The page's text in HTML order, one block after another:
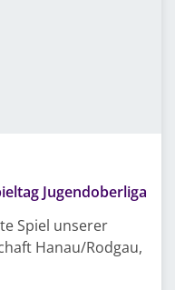
Jugendoberliga
Spiel unserer
Hanau/Rodgau,